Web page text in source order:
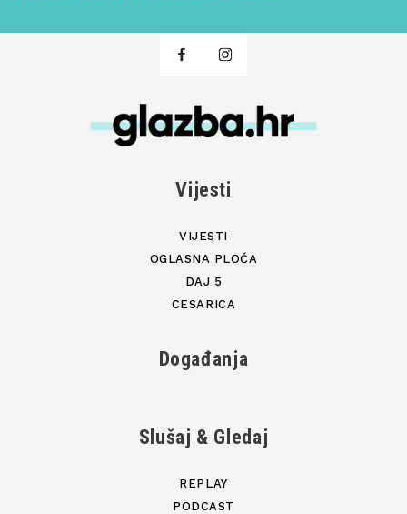
Vijesti
VIJESTI
OGLASNA PLOČA
DAJ 5
CESARICA
Događanja
Slušaj & Gledaj
REPLAY
PODCAST